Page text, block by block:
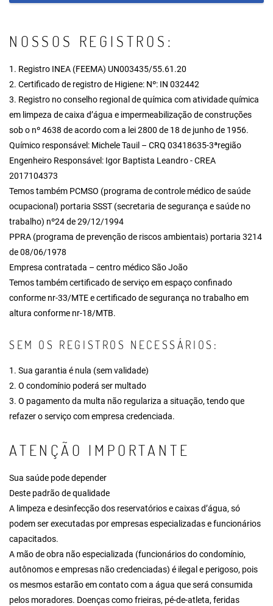
NOSSOS REGISTROS:
1. Registro INEA (FEEMA) UN003435/55.61.20
2. Certificado de registro de Higiene: Nº: IN 032442
3. Registro no conselho regional de química com atividade química
em limpeza de caixa d’água e impermeabilização de construções
sob o nº 4638 de acordo com a lei 2800 de 18 de junho de 1956.
Químico responsável: Michele Tauil – CRQ 03418635-3ªregião
Engenheiro Responsável: Igor Baptista Leandro - CREA
2017104373
Temos também PCMSO (programa de controle médico de saúde
ocupacional) portaria SSST (secretaria de segurança e saúde no
trabalho) nº24 de 29/12/1994
PPRA (programa de prevenção de riscos ambientais) portaria 3214
de 08/06/1978
Empresa contratada – centro médico São João
Temos também certificado de serviço em espaço confinado
conforme nr-33/MTE e certificado de segurança no trabalho em
altura conforme nr-18/MTB.
SEM OS REGISTROS NECESSÁRIOS:
1. Sua garantia é nula (sem validade)
2. O condomínio poderá ser multado
3. O pagamento da multa não regulariza a situação, tendo que
refazer o serviço com empresa credenciada.
ATENÇÃO IMPORTANTE
Sua saúde pode depender
Deste padrão de qualidade
A limpeza e desinfecção dos reservatórios e caixas d’água, só
podem ser executadas por empresas especializadas e funcionários
capacitados.
A mão de obra não especializada (funcionários do condomínio,
autônomos e empresas não credenciadas) é ilegal e perigoso, pois
os mesmos estarão em contato com a água que será consumida
pelos moradores. Doenças como frieiras, pé-de-atleta, feridas